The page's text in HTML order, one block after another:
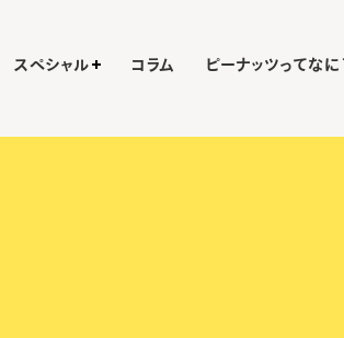
スペシャル コラム ピーナッツってなに